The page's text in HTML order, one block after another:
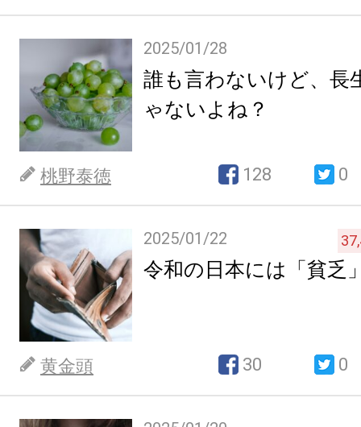
2025/01/28
誰も言わないけど、長
ゃないよね？
桃野泰徳 128 0
2025/01/22
令和の日本には「貧乏
黄金頭 30 0